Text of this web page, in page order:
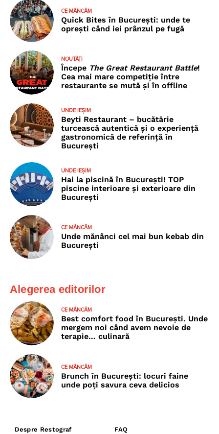
CE MÂNCĂM
Quick Bites în București: unde te
oprești când iei prânzul pe fugă
NOUTĂȚI
Începe The Great Restaurant Battle!
Cea mai mare competiție între
restaurante se mută și în offline
UNDE IEȘIM
Beyti Restaurant – bucătărie
turcească autentică și o experiență
gastronomică de referință în
București
UNDE IEȘIM
Hai la piscină în București! TOP
piscine interioare și exterioare din
București
CE MÂNCĂM
Unde mănânci cel mai bun kebab din
București
Alegerea editorilor
CE MÂNCĂM
Best comfort food în București. Unde
mergem noi când avem nevoie de
terapie… culinară
CE MÂNCĂM
Brunch în București: locuri faine
unde poţi savura ceva delicios
Despre Restograf FAQ